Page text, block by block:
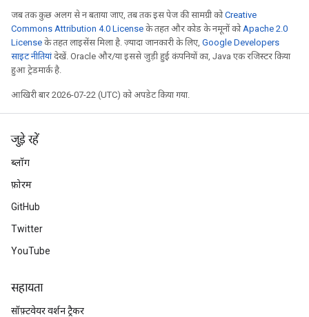
जब तक कुछ अलग से न बताया जाए, तब तक इस पेज की सामग्री कोCreative
Commons Attribution 4.0 License के तहत और कोड के नमूनों कोApache 2.0
License के तहत लाइसेंस मिला है. ज़्यादा जानकारी के लिए, Google Developers
साइट नीतियांदेखें. Oracle और/या इससे जुड़ी हुई कंपनियों का, Java एक रजिस्टर किया
हुआ ट्रेडमार्क है.
आखिरी बार 2026-07-22 (UTC) को अपडेट किया गया.
जुड़े रहें
ब्लॉग
फ़ोरम
GitHub
Twitter
YouTube
सहायता
सॉफ़्टवेयर वर्शन ट्रैकर